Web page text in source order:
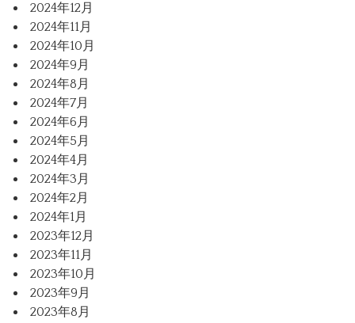
2024年12月
2024年11月
2024年10月
2024年9月
2024年8月
2024年7月
2024年6月
2024年5月
2024年4月
2024年3月
2024年2月
2024年1月
2023年12月
2023年11月
2023年10月
2023年9月
2023年8月